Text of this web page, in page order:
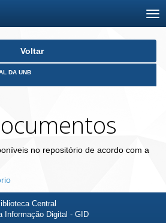
Voltar
DA UNB
no repositório de acordo com a
Central
Informação Digital - GID